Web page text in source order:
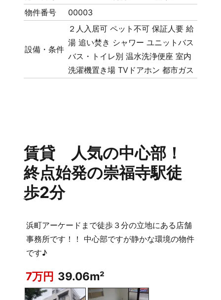
物件番号
00003
設備・条件
２人入居可 ペット不可 保証人要 給
湯 追い焚き シャワー ユニットバス
バス・トイレ別 温水洗浄便座 室内
洗濯機置き場 TVドアホン 都市ガス
賃貸 人気の中心部！
終点始発の崇福寺駅徒
歩2分
浜町アーケードまで徒歩３分の立地にある店舗
事務所です！！ 中心部ですが静かな環境の物件
です♪
7万円 39.06m²